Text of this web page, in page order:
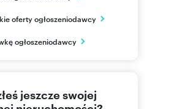
1
Pokaż fax
oferty ogłoszeniodawcy
ogłoszeniodawcy
jeszcze swojej